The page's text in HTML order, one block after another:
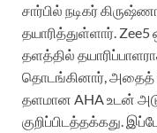
சார்பில் நடிகர்
தயாரித்துள்ளார். Zee5
தளத்தில்
தொடங்கினார், அதைத்
தளமான AHA உடன்
குறிப்பிடத்தக்கது.